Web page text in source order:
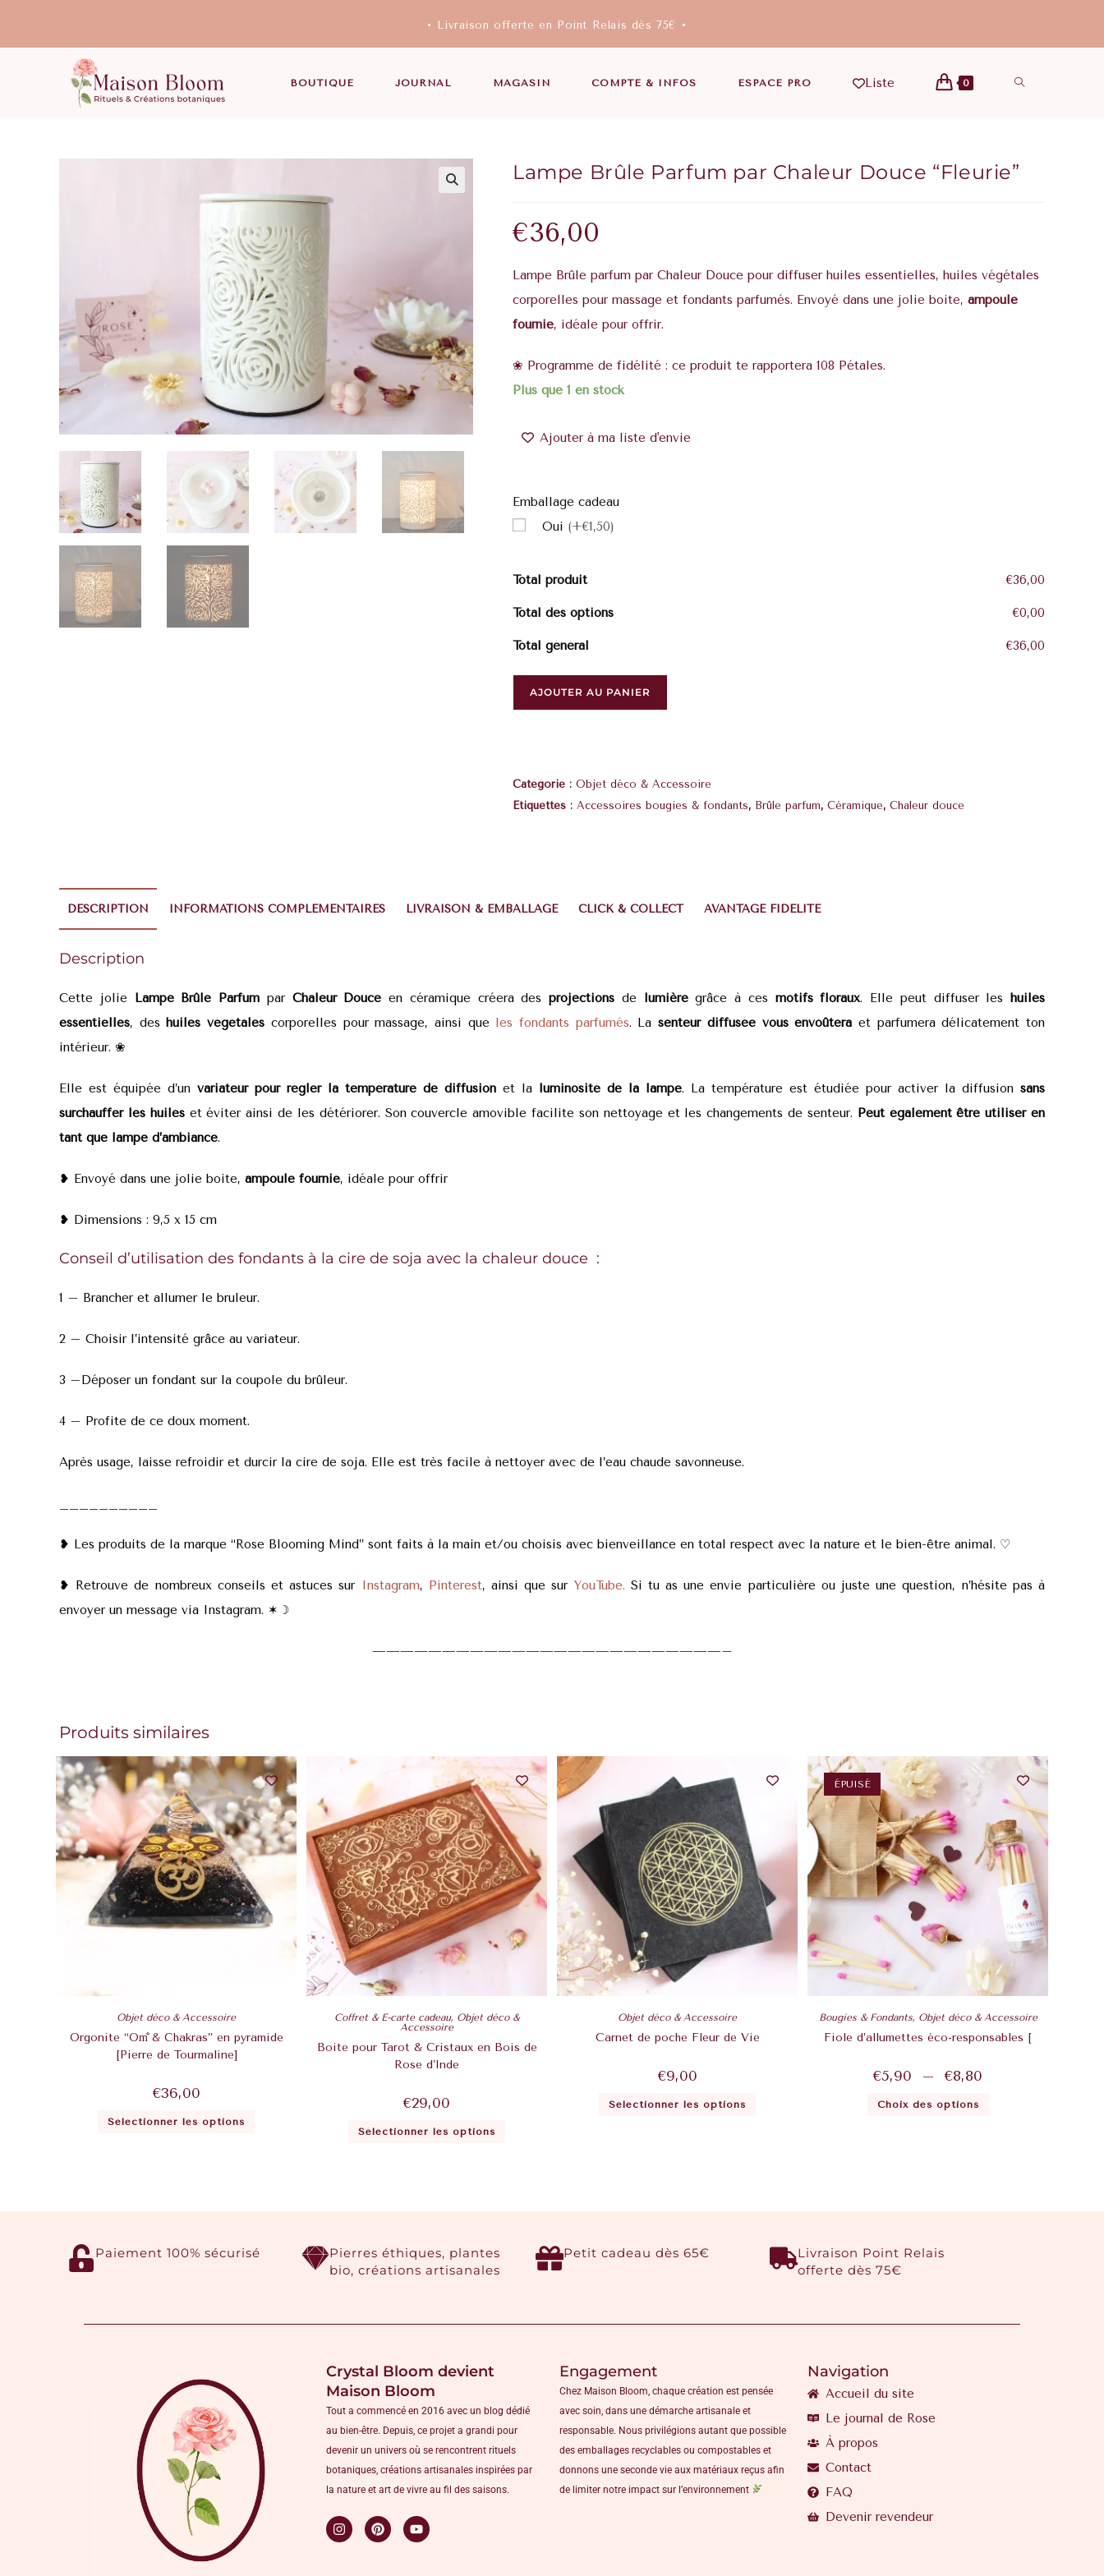
• Livraison offerte en Point Relais dès 75€ •
BOUTIQUE JOURNAL MAGASIN COMPTE & INFOS ESPACE PRO Liste 0
Lampe Brûle Parfum par Chaleur Douce “Fleurie”
€36,00
Lampe Brûle parfum par Chaleur Douce pour diffuser huiles essentielles, huiles végétales
corporelles pour massage et fondants parfumés. Envoyé dans une jolie boite, ampoule
fournie, idéale pour offrir.
❀ Programme de fidélité : ce produit te rapportera 108 Pétales.
Plus que 1 en stock
Ajouter à ma liste d'envie
Emballage cadeau
Oui (+€1,50)
Total produit €36,00
Total des options €0,00
Total général €36,00
AJOUTER AU PANIER
Catégorie : Objet déco & Accessoire
Étiquettes : Accessoires bougies & fondants, Brûle parfum, Céramique, Chaleur douce
DESCRIPTION INFORMATIONS COMPLÉMENTAIRES LIVRAISON & EMBALLAGE CLICK & COLLECT AVANTAGE FIDÉLITÉ
Description
Cette jolie Lampe Brûle Parfum par Chaleur Douce en céramique créera des projections de lumièregrâce à ces motifs floraux. Elle peut diffuser les huiles
essentielles, des huiles végétales corporelles pour massage, ainsi que les fondants parfumés. La senteur diffusée vous envoûtera et parfumera délicatement ton
intérieur. ❀
Elle est équipée d’un variateur pour régler la température de diffusion et la luminosité de la lampe. La température est étudiée pour activer la diffusion sans
surchauffer les huileset éviter ainsi de les détériorer. Son couvercle amovible facilite son nettoyage et les changements de senteur. Peut également être utiliser en
tant que lampe d’ambiance.
❥ Envoyé dans une jolie boite, ampoule fournie, idéale pour offrir
❥ Dimensions : 9,5 x 15 cm
Conseil d’utilisation des fondants à la cire de soja avec la chaleur douce :
1 – Brancher et allumer le bruleur.
2 – Choisir l’intensité grâce au variateur.
3 –Déposer un fondant sur la coupole du brûleur.
4 – Profite de ce doux moment.
Après usage, laisse refroidir et durcir la cire de soja. Elle est très facile à nettoyer avec de l’eau chaude savonneuse.
❥ Les produits de la marque “Rose Blooming Mind” sont faits à la main et/ou choisis avec bienveillance en total respect avec la nature et le bien-être animal. ♡
❥ Retrouve de nombreux conseils et astuces sur Instagram, Pinterest, ainsi que sur YouTube. Si tu as une envie particulière ou juste une question, n’hésite pas à
envoyer un message via Instagram. ✶ ☽
—————————————————————————–
Produits similaires
Objet déco & Accessoire
Orgonite “Om̐ & Chakras” en pyramide
[Pierre de Tourmaline]
€36,00
Sélectionner les options
Coffret & E-carte cadeau, Objet déco &
Accessoire
Boite pour Tarot & Cristaux en Bois de
Rose d’Inde
€29,00
Sélectionner les options
Objet déco & Accessoire
Carnet de poche Fleur de Vie
€9,00
Sélectionner les options
ÉPUISÉ
Bougies & Fondants, Objet déco & Accessoire
Fiole d’allumettes éco-responsables [
€5,90 – €8,80
Choix des options
Paiement 100% sécurisé
Pierres éthiques, plantes
bio, créations artisanales
Petit cadeau dès 65€
Livraison Point Relais
offerte dès 75€
Crystal Bloom devient
Maison Bloom
Tout a commencé en 2016 avec un blog dédié
au bien-être. Depuis, ce projet a grandi pour
devenir un univers où se rencontrent rituels
botaniques, créations artisanales inspirées par
la nature et art de vivre au fil des saisons.
Engagement
Chez Maison Bloom, chaque création est pensée
avec soin, dans une démarche artisanale et
responsable. Nous privilégions autant que possible
des emballages recyclables ou compostables et
donnons une seconde vie aux matériaux reçus afin
de limiter notre impact sur l’environnement
Navigation
Accueil du site
Le journal de Rose
À propos
Contact
FAQ
Devenir revendeur